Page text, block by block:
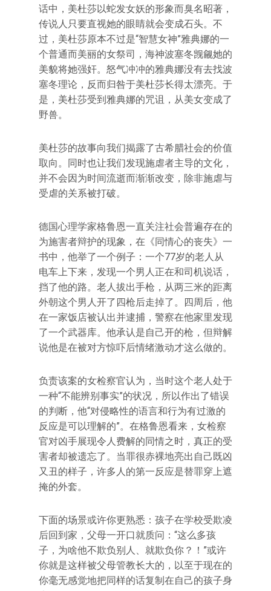
话中，美杜莎以蛇发女妖的形象而臭名昭著，
传说人只要直视她的眼睛就会变成石头。不
过，美杜莎原本不过是“智慧女神”雅典娜的一
个普通而美丽的女祭司，海神波塞冬觊觎她的
美貌将她强奸。怒气冲冲的雅典娜没有去找波
塞冬理论，反而归咎于美杜莎长得太漂亮。于
是，美杜莎受到雅典娜的咒诅，从美女变成了
野兽。
美杜莎的故事向我们揭露了古希腊社会的价值
取向。同时也让我们发现施虐者主导的文化，
并不会因为时间流逝而渐渐改变，除非施虐与
受虐的关系被打破。
德国心理学家格鲁恩一直关注社会普遍存在的
为施害者辩护的现象，在《同情心的丧失》一
书中，他举了一个例子：一个77岁的老人从
电车上下来，发现一个男人正在和司机说话，
挡了他的路。老人拔出手枪，从两三米的距离
外朝这个男人开了四枪后走掉了。四周后，他
在一家饭店被认出并逮捕，警察在他家里发现
了一个武器库。他承认是自己开的枪，但辩解
说他是在被对方惊吓后情绪激动才这么做的。
负责该案的女检察官认为，当时这个老人处于
一种“不能辨别事实”的状况，所以作出了错误
的判断，他“对侵略性的语言和行为有过激的
反应是可以理解的”。在格鲁恩看来，女检察
官对凶手展现令人费解的同情之时，真正的受
害者却被遗忘了。当罪很赤裸地亮出自己既凶
又丑的样子，许多人的第一反应是替罪穿上遮
掩的外套。
下面的场景或许你更熟悉：孩子在学校受欺凌
后回到家，父母一开口就质问：“这么多孩
子，为啥他不欺负别人、就欺负你？！”或许
你就是这样被父母管教长大的，以至于现在的
你毫无感觉地把同样的话复制在自己的孩子身